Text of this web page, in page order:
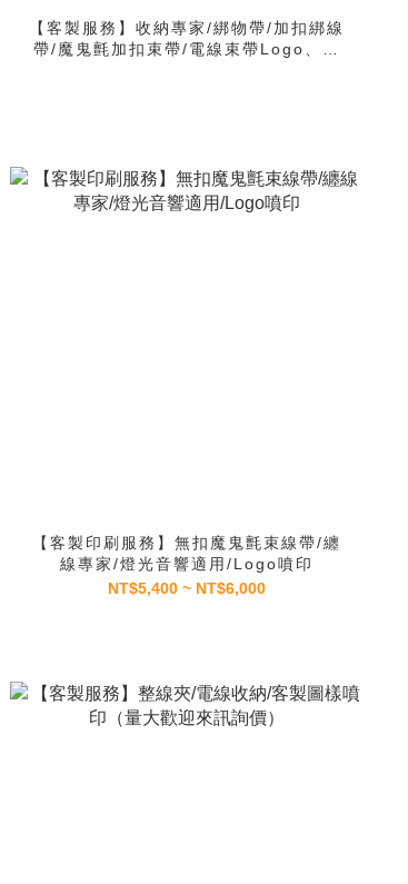
【客製服務】收納專家/綁物帶/加扣綁線
帶/魔鬼氈加扣束帶/電線束帶Logo、文
【客製印刷服務】無扣魔鬼氈束線帶/纏
線專家/燈光音響適用/Logo噴印
NT$5,400 ~ NT$6,000